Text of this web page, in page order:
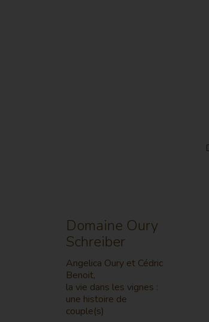
Domaine Oury
Schreiber
Angelica Oury et Cédric
Benoit,
la vie dans les vignes :
une histoire de
couple(s)